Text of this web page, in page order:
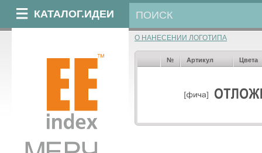
КАТАЛОГ.ИДЕИ
О НАНЕСЕНИИ ЛОГОТИПА
№ Артикул Цвета